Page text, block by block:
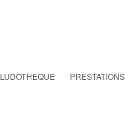
LUDOTHEQUE PRESTATIONS